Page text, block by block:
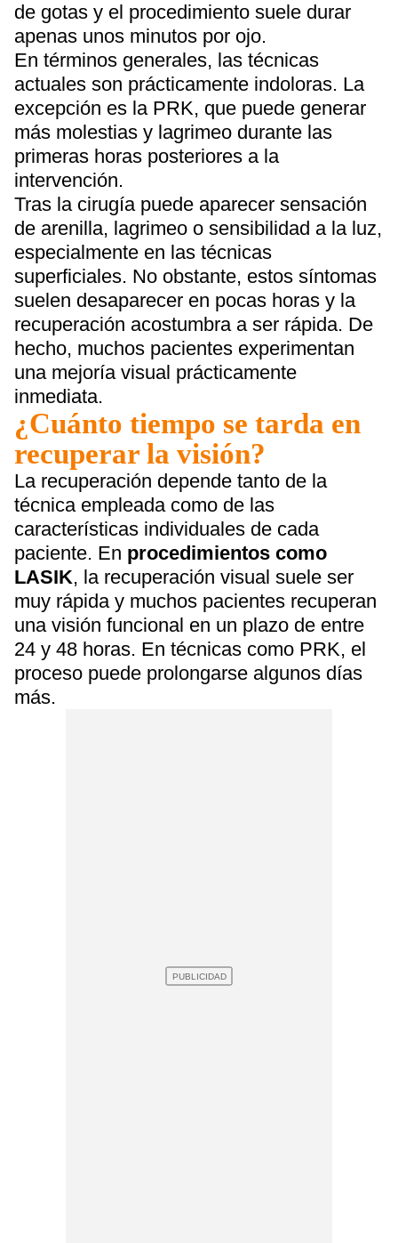
de gotas y el procedimiento suele durar
apenas unos minutos por ojo.
En términos generales, las técnicas
actuales son prácticamente indoloras. La
excepción es la PRK, que puede generar
más molestias y lagrimeo durante las
primeras horas posteriores a la
intervención.
Tras la cirugía puede aparecer sensación
de arenilla, lagrimeo o sensibilidad a la luz,
especialmente en las técnicas
superficiales. No obstante, estos síntomas
suelen desaparecer en pocas horas y la
recuperación acostumbra a ser rápida. De
hecho, muchos pacientes experimentan
una mejoría visual prácticamente
inmediata.
¿Cuánto tiempo se tarda en
recuperar la visión?
La recuperación depende tanto de la
técnica empleada como de las
características individuales de cada
paciente. En procedimientos como
LASIK, la recuperación visual suele ser
muy rápida y muchos pacientes recuperan
una visión funcional en un plazo de entre
24 y 48 horas. En técnicas como PRK, el
proceso puede prolongarse algunos días
más.